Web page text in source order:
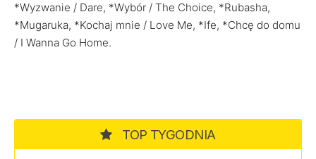
*Wyzwanie / Dare, *Wybór / The Choice, *Rubasha,
*Mugaruka, *Kochaj mnie / Love Me, *Ife, *Chcę do domu
/ I Wanna Go Home.
TOP TYGODNIA